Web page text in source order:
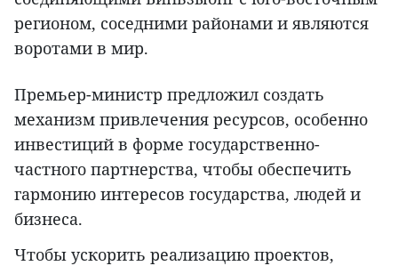
регионом, соседними районами и являются
воротами в мир.
Премьер-министр предложил создать
механизм привлечения ресурсов, особенно
инвестиций в форме государственно-
частного партнерства, чтобы обеспечить
гармонию интересов государства, людей и
бизнеса.
Чтобы ускорить реализацию проектов,